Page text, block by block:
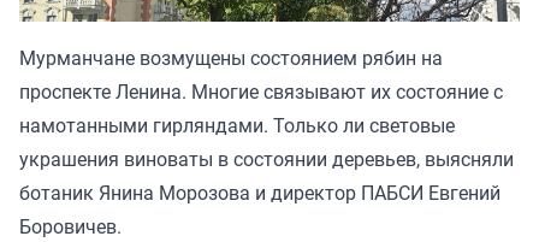
Мурманчане возмущены состоянием рябин на
проспекте Ленина. Многие связывают их состояние с
намотанными гирляндами. Только ли световые
украшения виноваты в состоянии деревьев, выясняли
ботаник Янина Морозова и директор ПАБСИ Евгений
Боровичев.